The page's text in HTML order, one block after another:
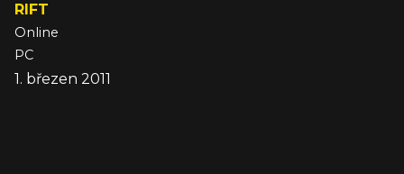
RIFT
Online
PC
1. březen 2011